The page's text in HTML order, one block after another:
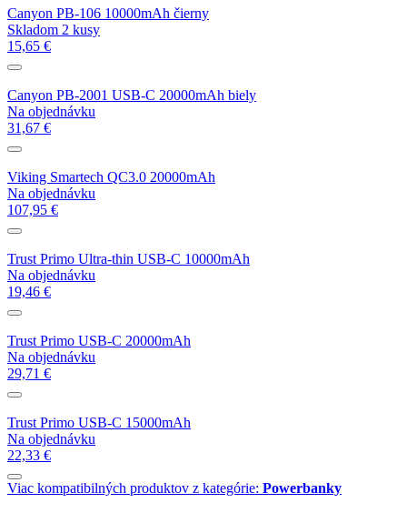
Canyon PB-106 10000mAh čierny
Skladom 2 kusy
15,65 €
Canyon PB-2001 USB-C 20000mAh biely
Na objednávku
31,67 €
Viking Smartech QC3.0 20000mAh
Na objednávku
107,95 €
Trust Primo Ultra-thin USB-C 10000mAh
Na objednávku
19,46 €
Trust Primo USB-C 20000mAh
Na objednávku
29,71 €
Trust Primo USB-C 15000mAh
Na objednávku
22,33 €
Viac kompatibilných produktov z kategórie: Powerbanky